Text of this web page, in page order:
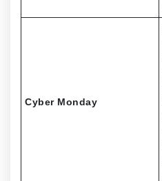
Cyber Monday